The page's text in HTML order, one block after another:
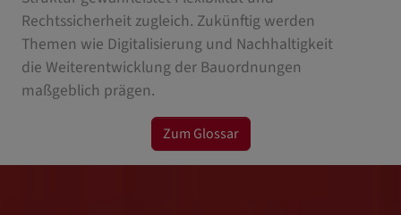
Rechtssicherheit zugleich. Zukünftig werden
Themen wie Digitalisierung und Nachhaltigkeit
die Weiterentwicklung der Bauordnungen
maßgeblich prägen.
Zum Glossar